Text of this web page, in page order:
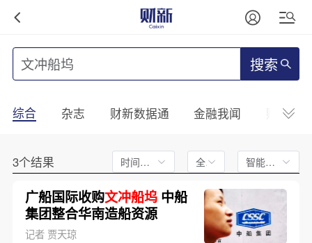
搜索
综合 杂志 财新数据通 金融我闻 财新
3个结果 时间不限 全文 智能排序
广船国际收购文冲船坞中船
集团整合华南造船资源
记者 贾天琼